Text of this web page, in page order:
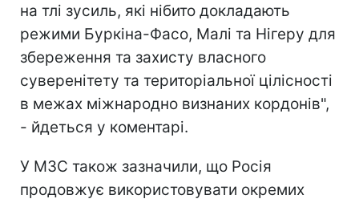
на тлі зусиль, які нібито докладають
режими Буркіна-Фасо, Малі та Нігеру для
збереження та захисту власного
суверенітету та територіальної цілісності
в межах міжнародно визнаних кордонів",
- йдеться у коментарі.
У МЗС також зазначили, що Росія
продовжує використовувати окремих